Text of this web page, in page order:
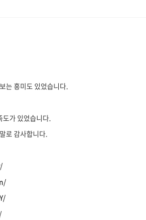
는 흥미도 있었습니다.
가 있었습니다.
로 감사합니다.